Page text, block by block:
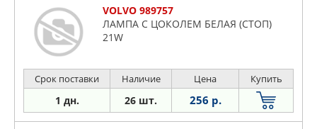
VOLVO 989757
ЛАМПА С ЦОКОЛЕМ БЕЛАЯ (СТОП)
21W
Срок поставки Наличие Цена Купить
1 дн. 26 шт. 256 р.